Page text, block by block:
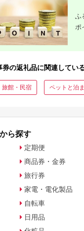
出典：ふるなび
埼玉県 飯能市
ト HNNC001
5.0
ふ
ポ
の返礼品に関連してい
旅館・民宿 ペットと泊
ら探す
定期便
商品券・金券
旅行券
家電・電化製品
自転車
日用品